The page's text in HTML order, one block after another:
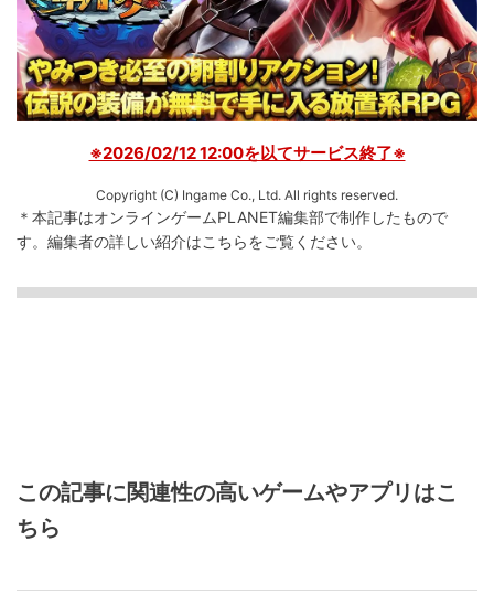
※2026/02/12 12:00を以てサービス終了※
Copyright (C) Ingame Co., Ltd. All rights reserved.
＊本記事はオンラインゲームPLANET編集部で制作したもので
す。 編集者の詳しい紹介はこちらをご覧ください。
この記事に関連性の高いゲームやアプリはこ
ちら